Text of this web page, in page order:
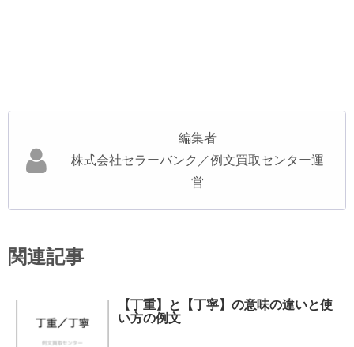
編集者
株式会社セラーバンク／例文買取センター運
営
関連記事
【丁重】と【丁寧】の意味の違いと使
い方の例文